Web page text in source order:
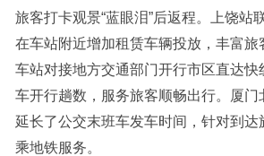
旅客打卡观景“蓝眼泪”后返程。上饶站
在车站附近增加租赁车辆投放，丰富旅
车站对接地方交通部门开行市区直达快
车开行趟数，服务旅客顺畅出行。厦门
延长了公交末班车发车时间，针对到达
乘地铁服务。